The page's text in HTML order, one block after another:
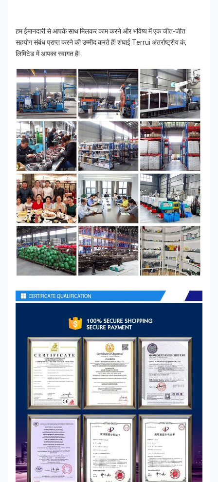
हम ईमानदारी से आपके साथ मिलकर काम करने और भविष्य में एक जीत-जीत
सहयोग संबंध प्राप्त करने की उम्मीद करते हैं! शंघाई Terrui अंतर्राष्ट्रीय कं,
लिमिटेड में आपका स्वागत है!